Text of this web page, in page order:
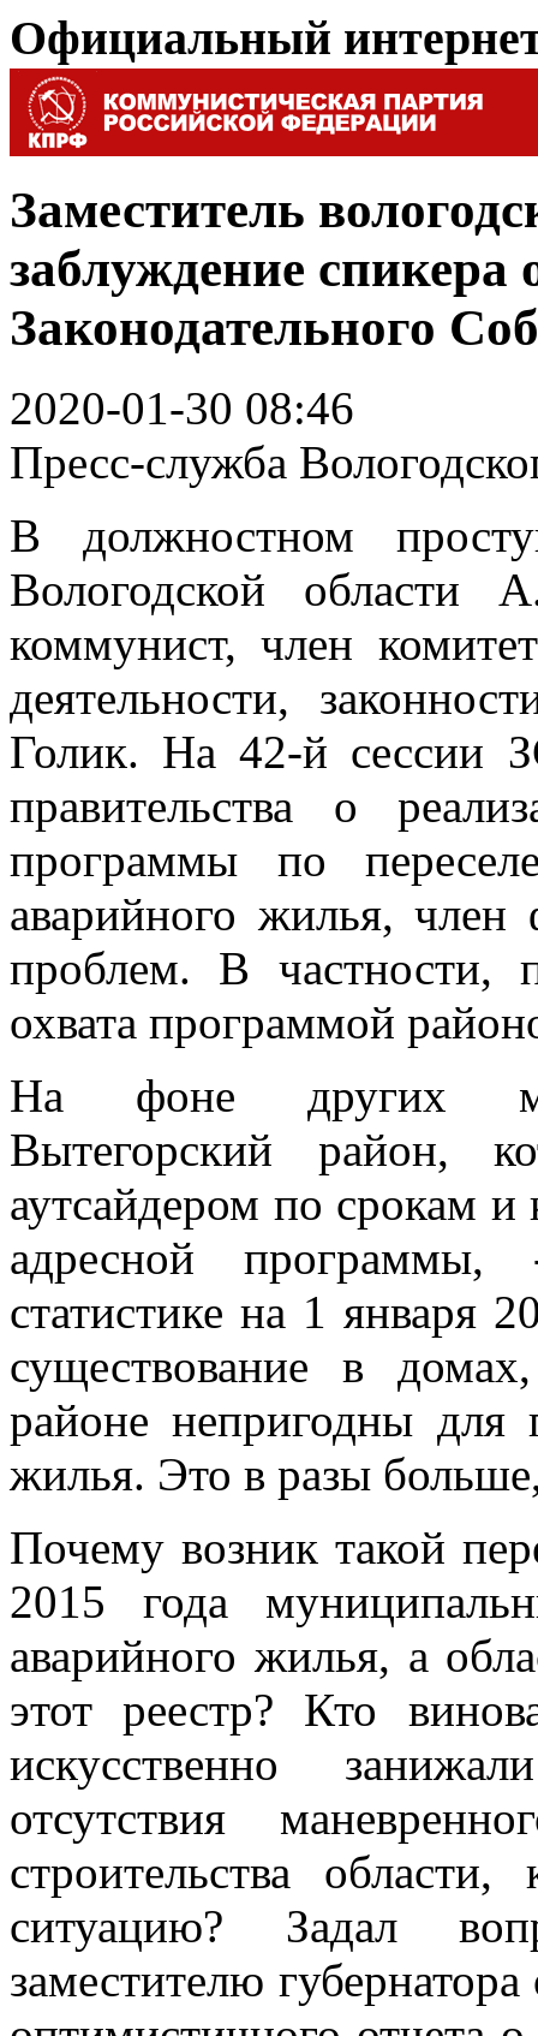
Официальный
Заместитель
заблуждение спикера
Законодательного
2020-01-30 08:46
Пресс-служба
В должностном
Вологодской области
коммунист, член
деятельности,
Голик. На 42-й сессии
правительства о
программы по
аварийного жилья,
проблем. В частности,
охвата программой
На фоне других
Вытегорский район,
аутсайдером по срокам и
адресной программы,
статистике на 1 января
существование в
районе непригодны
жилья. Это в разы
Почему возник такой
2015 года
аварийного жилья, а
этот реестр? Кто
искусственно
отсутствия
строительства
ситуацию? Задал
заместителю